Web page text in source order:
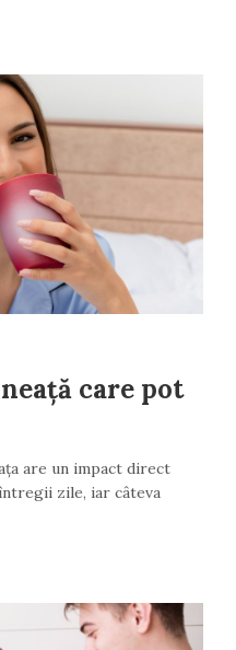
care pot
are un impact direct
zile, iar câteva